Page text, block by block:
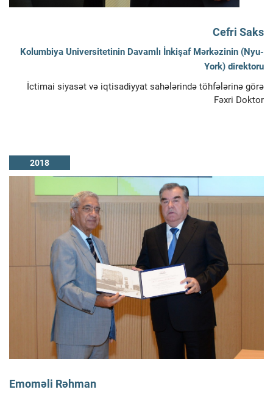
Cefri Saks
Kolumbiya Universitetinin Davamlı İnkişaf Mərkəzinin (Nyu-
York) direktoru
İctimai siyasət və iqtisadiyyat sahələrində töhfələrinə görə
Fəxri Doktor
2018
Emoməli Rəhman